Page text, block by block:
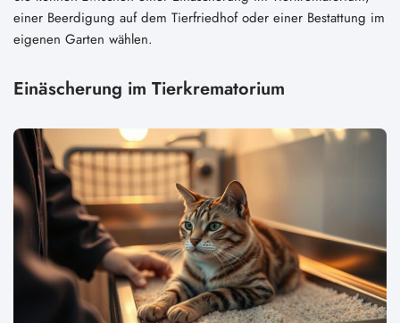
einer Beerdigung auf dem Tierfriedhof oder einer Bestattung im
eigenen Garten wählen.
Einäscherung im Tierkrematorium